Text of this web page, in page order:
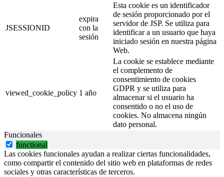
JSESSIONID
expira
con la
sesión
Esta cookie es un identificador
de sesión proporcionado por el
servidor de JSP. Se utiliza para
identificar a un usuario que haya
iniciado sesión en nuestra página
Web.
viewed_cookie_policy 1 año
La cookie se establece mediante
el complemento de
consentimiento de cookies
GDPR y se utiliza para
almacenar si el usuario ha
consentido o no el uso de
cookies. No almacena ningún
dato personal.
Funcionales
functional
Las cookies funcionales ayudan a realizar ciertas funcionalidades,
como compartir el contenido del sitio web en plataformas de redes
sociales y otras características de terceros.